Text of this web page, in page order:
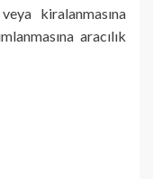
kiralanmasına
aracılık